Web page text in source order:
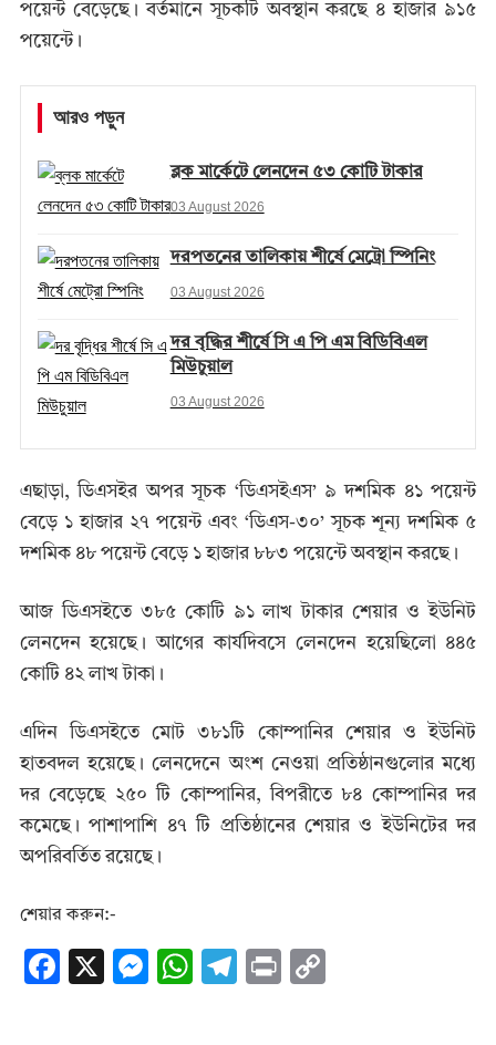
পয়েন্ট বেড়েছে। বর্তমানে সূচকটি অবস্থান করছে ৪ হাজার ৯১৫
পয়েন্টে।
আরও পড়ুন
ব্লক মার্কেটে লেনদেন ৫৩ কোটি টাকার
03 August 2026
দরপতনের তালিকায় শীর্ষে মেট্রো স্পিনিং
03 August 2026
দর বৃদ্ধির শীর্ষে সি এ পি এম বিডিবিএল
মিউচুয়াল
03 August 2026
এছাড়া, ডিএসইর অপর সূচক ‘ডিএসইএস’ ৯ দশমিক ৪১ পয়েন্ট
বেড়ে ১ হাজার ২৭ পয়েন্ট এবং ‘ডিএস-৩০’ সূচক শূন্য দশমিক ৫
দশমিক ৪৮ পয়েন্ট বেড়ে ১ হাজার ৮৮৩ পয়েন্টে অবস্থান করছে।
আজ ডিএসইতে ৩৮৫ কোটি ৯১ লাখ টাকার শেয়ার ও ইউনিট
লেনদেন হয়েছে। আগের কার্যদিবসে লেনদেন হয়েছিলো ৪৪৫
কোটি ৪২ লাখ টাকা।
এদিন ডিএসইতে মোট ৩৮১টি কোম্পানির শেয়ার ও ইউনিট
হাতবদল হয়েছে। লেনদেনে অংশ নেওয়া প্রতিষ্ঠানগুলোর মধ্যে
দর বেড়েছে ২৫০ টি কোম্পানির, বিপরীতে ৮৪ কোম্পানির দর
কমেছে। পাশাপাশি ৪৭ টি প্রতিষ্ঠানের শেয়ার ও ইউনিটের দর
অপরিবর্তিত রয়েছে।
শেয়ার করুন:-
F
X
M
W
T
Pr